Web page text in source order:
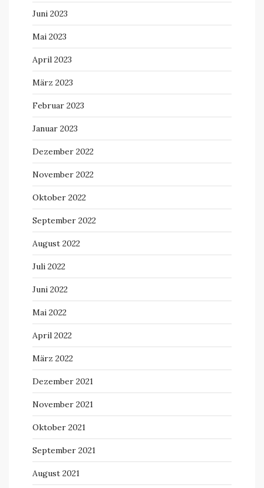
Juni 2023
Mai 2023
April 2023
März 2023
Februar 2023
Januar 2023
Dezember 2022
November 2022
Oktober 2022
September 2022
August 2022
Juli 2022
Juni 2022
Mai 2022
April 2022
März 2022
Dezember 2021
November 2021
Oktober 2021
September 2021
August 2021